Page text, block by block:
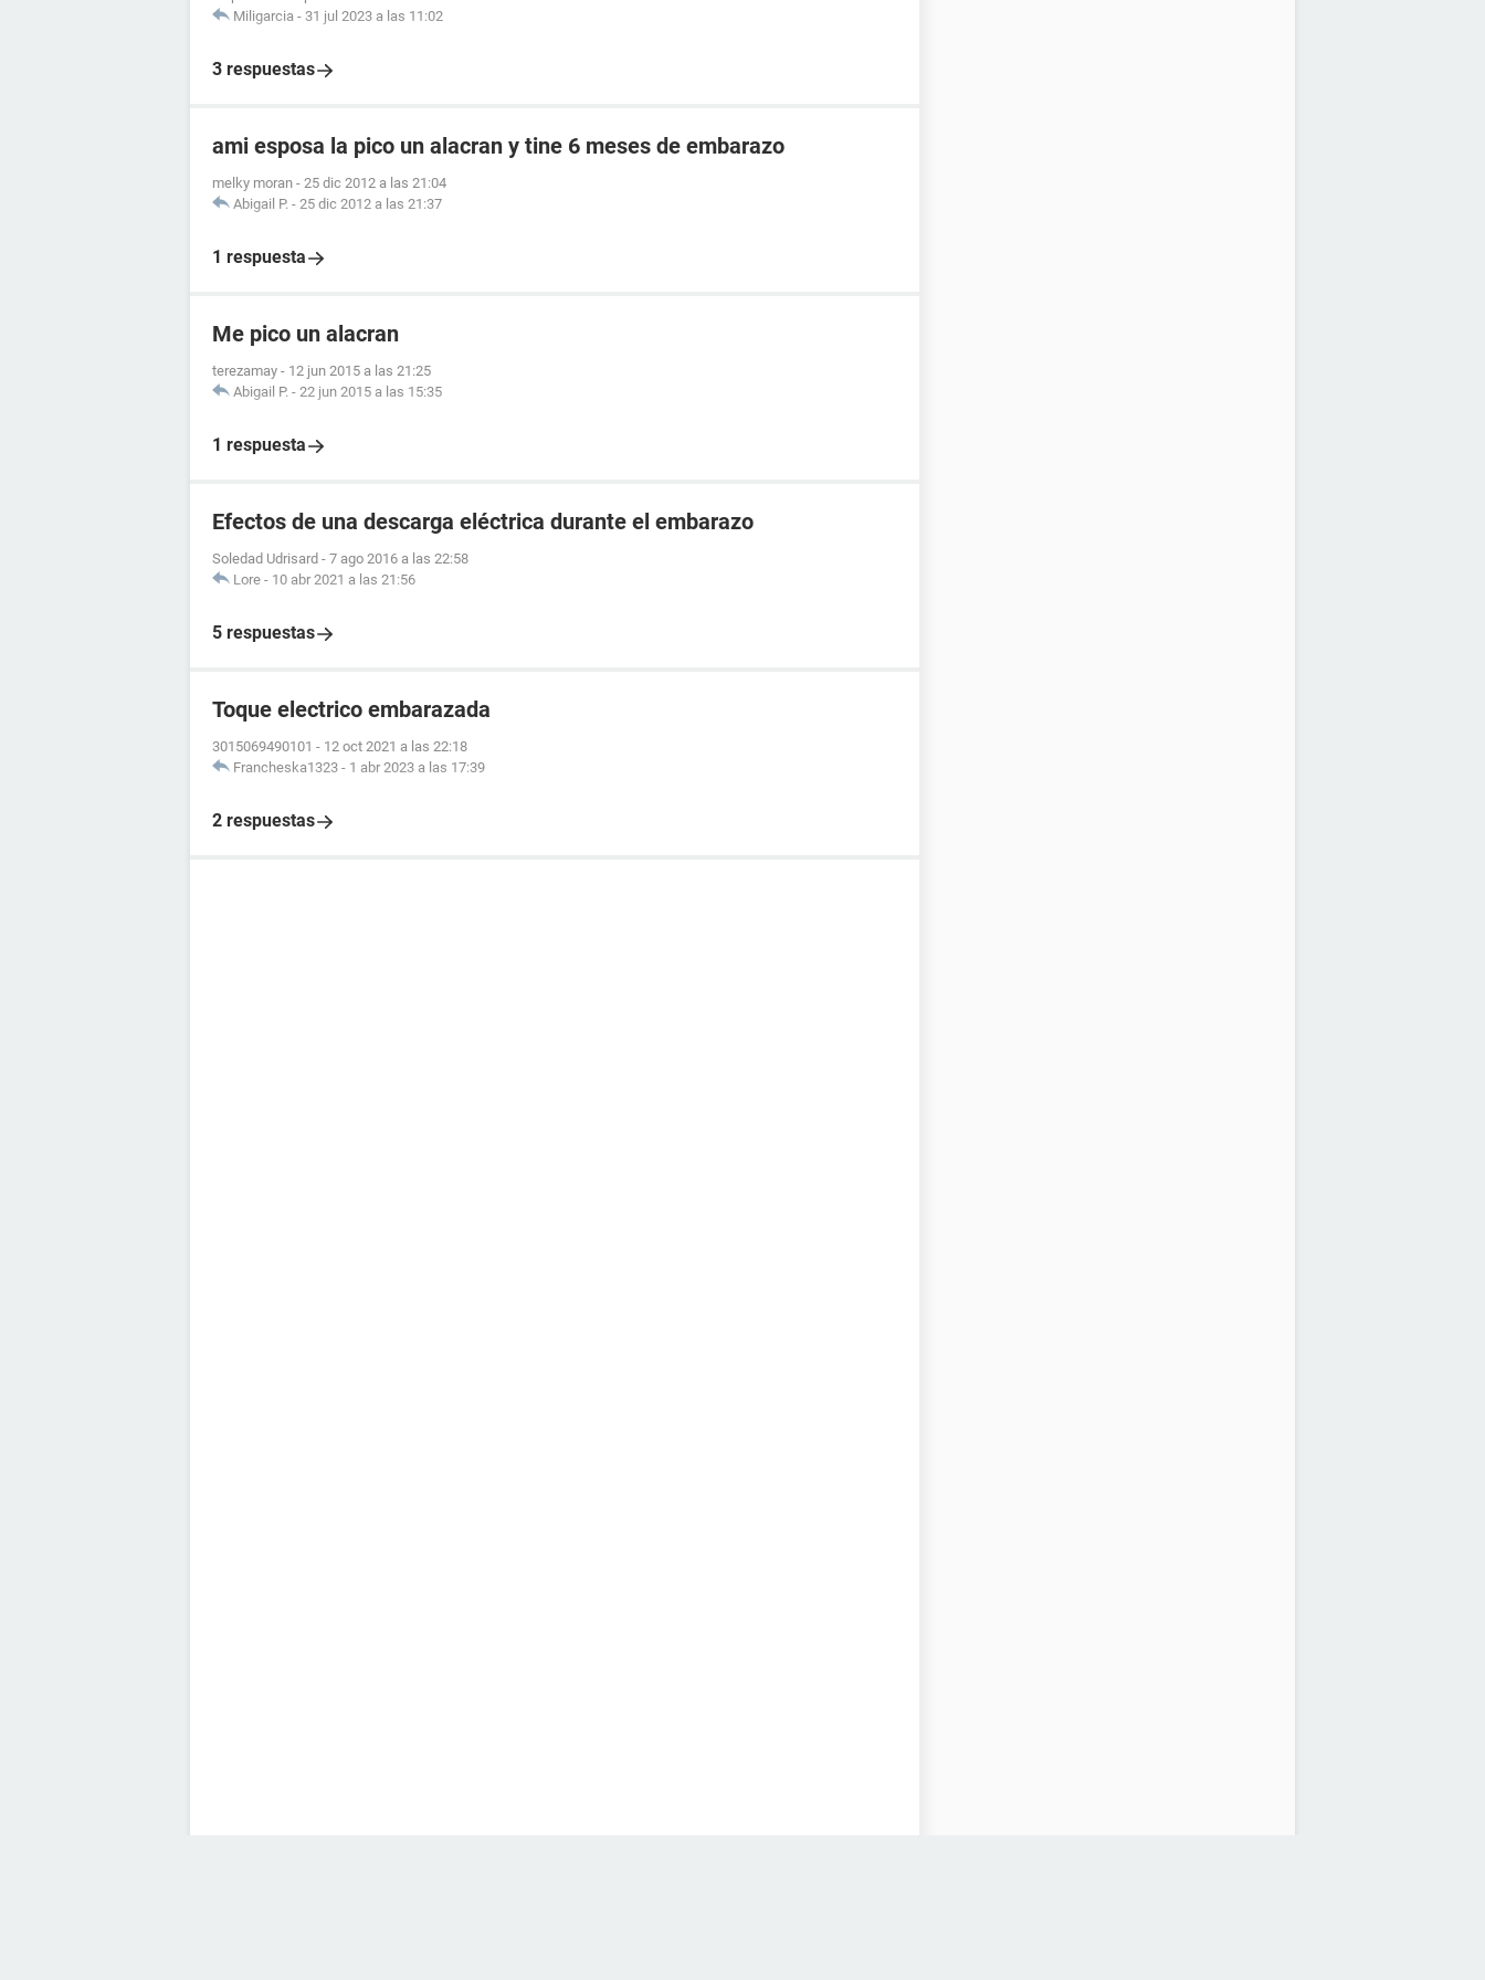
Miligarcia - 31 jul 2023 a las 11:02
3 respuestas
ami esposa la pico un alacran y tine 6 meses de embarazo
melky moran - 25 dic 2012 a las 21:04
Abigail P. - 25 dic 2012 a las 21:37
1 respuesta
Me pico un alacran
terezamay - 12 jun 2015 a las 21:25
Abigail P. - 22 jun 2015 a las 15:35
1 respuesta
Efectos de una descarga eléctrica durante el embarazo
Soledad Udrisard - 7 ago 2016 a las 22:58
Lore - 10 abr 2021 a las 21:56
5 respuestas
Toque electrico embarazada
3015069490101 - 12 oct 2021 a las 22:18
Francheska1323 - 1 abr 2023 a las 17:39
2 respuestas